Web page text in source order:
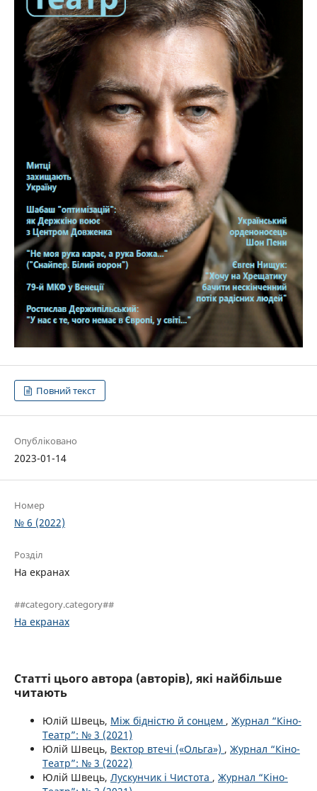
Повний текст
Опубліковано
2023-01-14
Номер
№ 6 (2022)
Розділ
На екранах
##category.category##
На екранах
Статті цього автора (авторів), які найбільше
читають
Юлій Швець, Між бідністю й сонцем , Журнал “Кіно-
Театр”: № 3 (2021)
Юлій Швець, Вектор втечі («Ольга») , Журнал “Кіно-
Театр”: № 3 (2022)
Юлій Швець, Лускунчик і Чистота , Журнал “Кіно-